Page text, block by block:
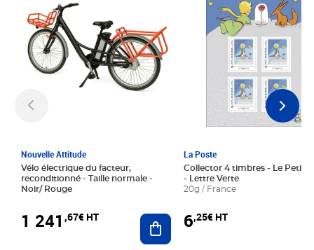
Nouvelle Attitude
Vélo électrique du facteur,
reconditionné - Taille normale -
Noir/ Rouge
1 241 ,67€ HT Ajouter au panier
La Poste
Collector 4 timbres - Le Petit
- Lettre Verte
20g / France
6,25€ HT